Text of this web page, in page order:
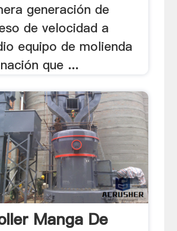
generación de
de velocidad a
equipo de molienda
que ...
Manga De